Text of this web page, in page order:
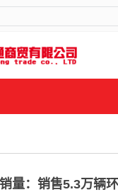
量：销售5.3万辆